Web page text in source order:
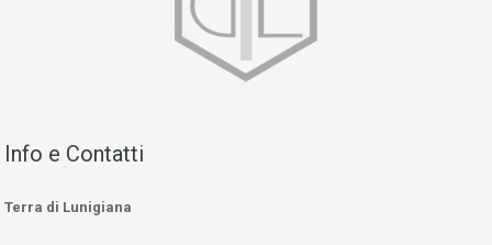
Info e Contatti
Terra di Lunigiana